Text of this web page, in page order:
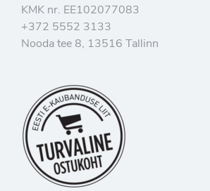
KMK nr. EE102077083
+372 5552 3133
Nooda tee 8, 13516 Tallinn